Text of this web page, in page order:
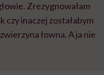
Zrezygnowałam
czy inaczej zostałabym
łowna. A ja nie